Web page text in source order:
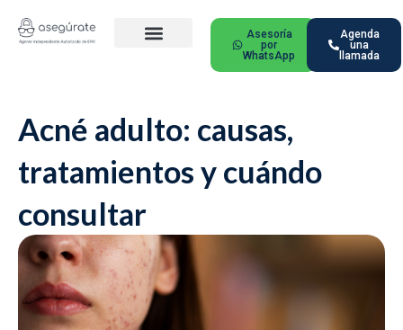
Asesoría
por
WhatsApp
Agenda
una
llamada
Acné adulto: causas,
tratamientos y cuándo
consultar